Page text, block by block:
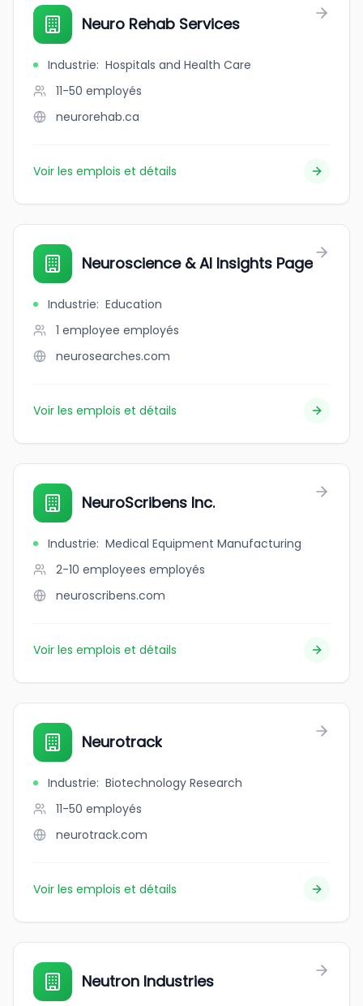
Neuro Rehab Services
Industrie: Hospitals and Health Care
11-50 employés
neurorehab.ca
Voir les emplois et détails
Neuroscience & AI Insights Page
Industrie: Education
1 employee employés
neurosearches.com
Voir les emplois et détails
NeuroScribens Inc.
Industrie: Medical Equipment Manufacturing
2-10 employees employés
neuroscribens.com
Voir les emplois et détails
Neurotrack
Industrie: Biotechnology Research
11-50 employés
neurotrack.com
Voir les emplois et détails
Neutron Industries